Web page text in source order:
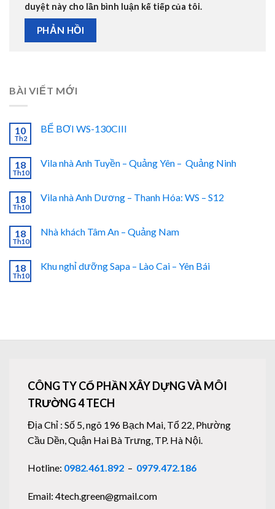
duyệt này cho lần bình luận kế tiếp của tôi.
BÀI VIẾT MỚI
10
Th2
BỂ BƠI WS-130CIII
18
Th10
Vila nhà Anh Tuyền – Quảng Yên – Quảng Ninh
18
Th10
Vila nhà Anh Dương – Thanh Hóa: WS – S12
18
Th10
Nhà khách Tâm An – Quảng Nam
18
Th10
Khu nghỉ dưỡng Sapa – Lào Cai – Yên Bái
CÔNG TY CỔ PHẦN XÂY DỰNG VÀ MÔI
TRƯỜNG 4 TECH
Địa Chỉ : Số 5, ngõ 196 Bạch Mai, Tổ 22, Phường
Cầu Dền, Quận Hai Bà Trưng, TP. Hà Nội.
Hotline: 0982.461.892 – 0979.472.186
Email: 4tech.green@gmail.com